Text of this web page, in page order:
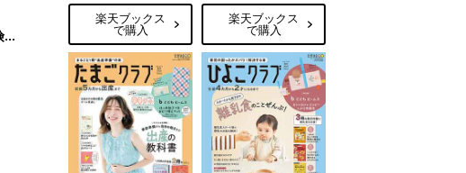
楽天ブックス
で購入
楽天ブックス
で購入